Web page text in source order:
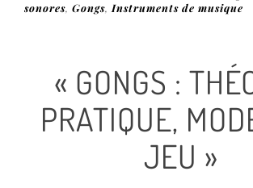
sonores, Gongs, Instruments de musique
« GONGS :
PRATIQUE,
JEU »